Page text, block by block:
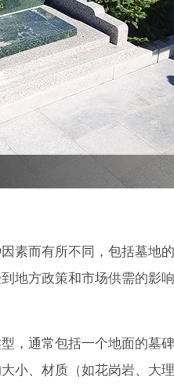
素而有所不同，包括墓地
地方政策和市场供需的影
，通常包括一个地面的墓
小、材质（如花岗岩、大理